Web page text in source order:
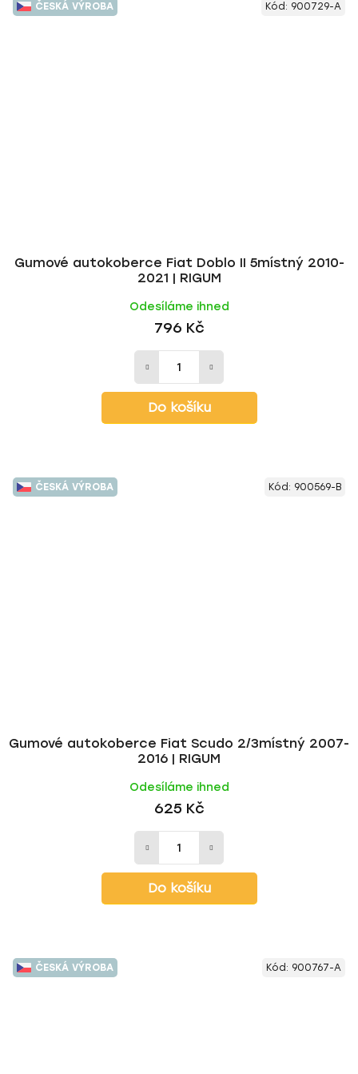
ČESKÁ VÝROBA
Gumové autokoberce Fiat Doblo II 5místný 2010-
2021 | RIGUM
Odesíláme ihned
796 Kč
Do košíku
Kód: 900729-A
ČESKÁ VÝROBA
Gumové autokoberce Fiat Scudo 2/3místný 2007-
2016 | RIGUM
Odesíláme ihned
625 Kč
Do košíku
Kód: 900569-B
ČESKÁ VÝROBA Kód: 900767-A